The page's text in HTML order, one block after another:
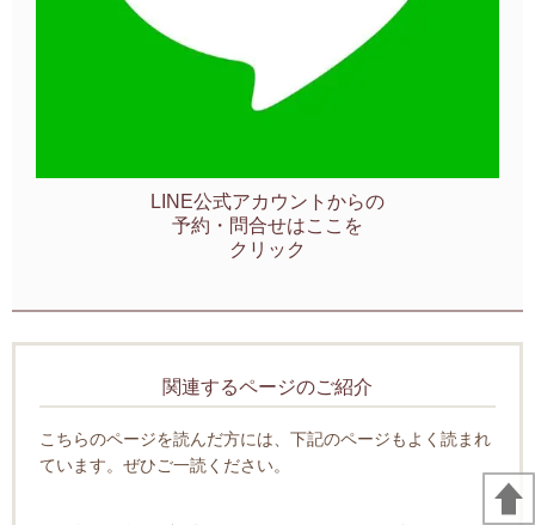
LINE公式アカウントからの
予約・問合せはここを
クリック
関連するページのご紹介
こちらのページを読んだ方には、下記のページもよく読まれ
ています。ぜひご一読ください。